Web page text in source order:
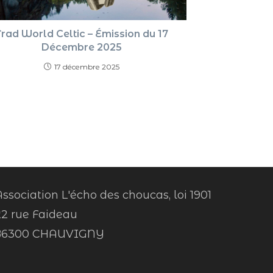
World Celtic – Émission du 17
Décembre 2025
17 décembre 2025
L'écho des choucas, loi 1901
rue Faideau
CHAUVIGNY